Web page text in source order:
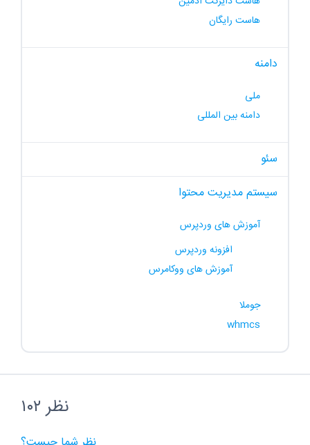
هاست رایگان
دامنه
ملی
دامنه بین المللی
سئو
سیستم مدیریت محتوا
آموزش های وردپرس
افزونه وردپرس
آموزش های ووکامرس
جوملا
whmcs
۱۰۲ نظر